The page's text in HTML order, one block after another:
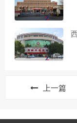
上一篇